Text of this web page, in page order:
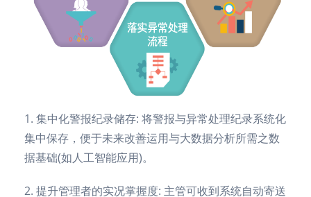
1. 集中化警报纪录储存: 将警报与异常处理纪录系统化
集中保存，便于未来改善运用与大数据分析所需之数
据基础(如人工智能应用)。
2. 提升管理者的实况掌握度: 主管可收到系统自动寄送